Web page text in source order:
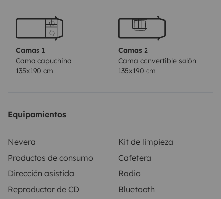
Camas 1
Cama capuchina
135x190 cm
Camas 2
Cama convertible salón
135x190 cm
Equipamientos
Nevera
Kit de limpieza
Productos de consumo
Cafetera
Dirección asistida
Radio
Reproductor de CD
Bluetooth